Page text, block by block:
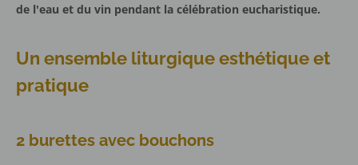
de l'eau et du vin pendant la célébration eucharistique.
Un ensemble liturgique esthétique et
pratique
2 burettes avec bouchons